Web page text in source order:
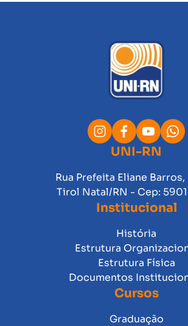
UNI-RN
Rua Prefeita Eliane
Tirol Natal/RN - Cep:
Institucional
História
Estrutura
Estrutura Física
Documentos
Cursos
Graduação